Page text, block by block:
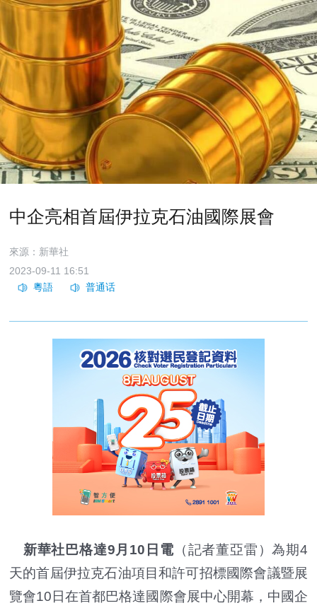
中企亮相首屆伊拉克石油國際展會
來源：新華社
2023-09-11 16:51
新華社巴格達9月10日電（記者董亞雷）為期4
天的首屆伊拉克石油項目和許可招標國際會議暨展
覽會10日在首都巴格達國際會展中心開幕，中國企